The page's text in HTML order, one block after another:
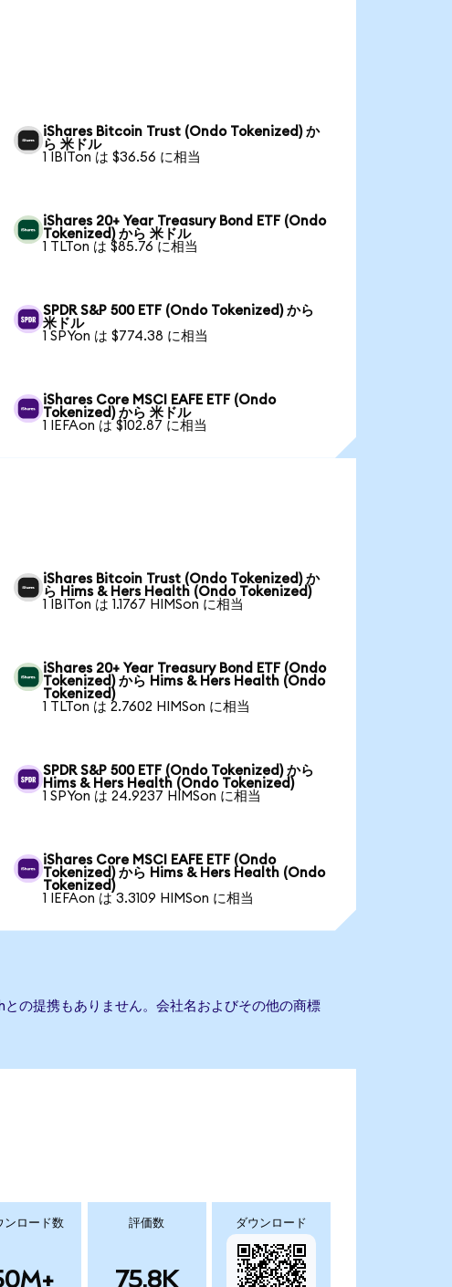
iShares Bitcoin Trust (Ondo Tokenized) か
ら 米ドル
1 IBITon は $36.56 に相当
iShares 20+ Year Treasury Bond ETF (Ondo
Tokenized) から 米ドル
1 TLTon は $85.76 に相当
SPDR S&P 500 ETF (Ondo Tokenized) から
米ドル
1 SPYon は $774.38 に相当
iShares Core MSCI EAFE ETF (Ondo
Tokenized) から 米ドル
1 IEFAon は $102.87 に相当
iShares Bitcoin Trust (Ondo Tokenized) か
ら Hims & Hers Health (Ondo Tokenized)
1 IBITon は 1.1767 HIMSon に相当
iShares 20+ Year Treasury Bond ETF (Ondo
Tokenized) から Hims & Hers Health (Ondo
Tokenized)
1 TLTon は 2.7602 HIMSon に相当
SPDR S&P 500 ETF (Ondo Tokenized) から
Hims & Hers Health (Ondo Tokenized)
1 SPYon は 24.9237 HIMSon に相当
iShares Core MSCI EAFE ETF (Ondo
Tokenized) から Hims & Hers Health (Ondo
Tokenized)
1 IEFAon は 3.3109 HIMSon に相当
の提携もありません。会社名およびその他の商標
ンロード数 評価数
75.8K
ダウンロード